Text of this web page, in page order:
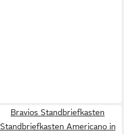
Bravios Standbriefkasten
Standbriefkasten Americano in